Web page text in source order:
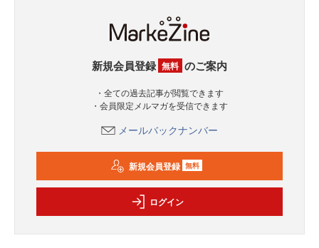
新規会員登録 無料 のご案内
・全ての過去記事が閲覧できます
・会員限定メルマガを受信できます
メールバックナンバー
新規会員登録 無料
ログイン